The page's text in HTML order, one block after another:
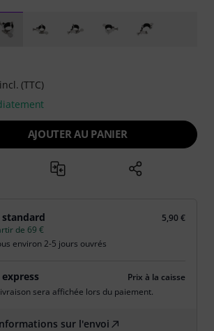
(TTC)
AJOUTER AU PANIER
5,90 €
de 69 €
environ 2-5 jours ouvrés
Prix à la caisse
sera affichée lors du paiement.
sur l'envoi